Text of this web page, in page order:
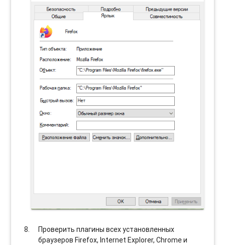
Проверить плагины всех установленных
браузеров Firefox, Internet Explorer, Chrome и